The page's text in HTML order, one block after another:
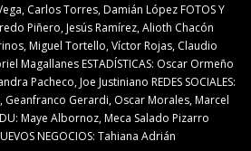
Carlos Torres, Damián López FOTOS Y
Piñero, Jesús Ramírez, Alioth Chacón
Miguel Tortello, Víctor Rojas, Claudio
Magallanes ESTADÍSTICAS: Oscar Ormeño
Pacheco, Joe Justiniano REDES SOCIALES:
Geanfranco Gerardi, Oscar Morales, Marcel
Maye Albornoz, Meca Salado Pizarro
NEGOCIOS: Tahiana Adrián